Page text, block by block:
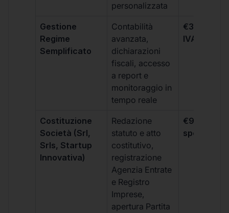
personalizzata
Gestione
Regime
Semplificato
Contabilità
avanzata,
dichiarazioni
fiscali, accesso
a report e
monitoraggio in
tempo reale
€333 +
IVA/
Costituzione
Società (Srl,
Srls, Startup
Innovativa)
Redazione
statuto e atto
costitutivo,
registrazione
Agenzia Entrate
e Registro
Imprese,
apertura Partita
€99 + IVA
spese